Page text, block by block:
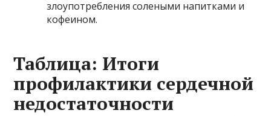
злоупотребления солеными напитками и
кофеином.
Таблица: Итоги
профилактики сердечной
недостаточности